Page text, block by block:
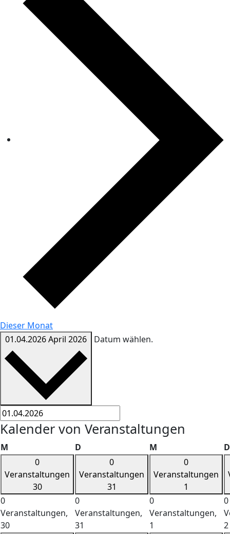
Dieser Monat
01.04.2026April 2026 Datum wählen.
Kalender von Veranstaltungen
M D M D
0
Veranstaltungen
30
0
Veranstaltungen,
30
0
Veranstaltungen
31
0
Veranstaltungen,
31
0
Veranstaltungen
1
0
Veranstaltungen,
1
0
2